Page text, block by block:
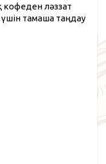
ләззат
тамаша таңдау